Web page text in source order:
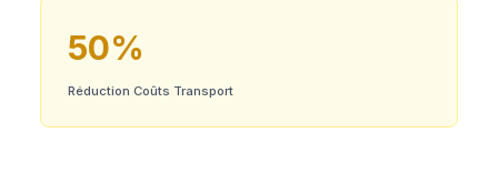
50%
Réduction Coûts Transport